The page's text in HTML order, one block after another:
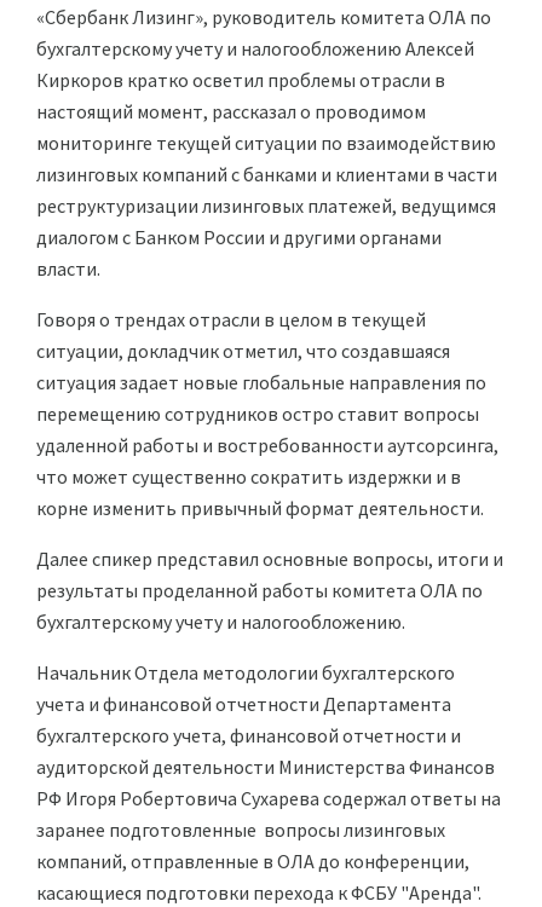
«Сбербанк Лизинг», руководитель комитета ОЛА по
бухгалтерскому учету и налогообложению Алексей
Киркоров кратко осветил проблемы отрасли в
настоящий момент, рассказал о проводимом
мониторинге текущей ситуации по взаимодействию
лизинговых компаний с банками и клиентами в части
реструктуризации лизинговых платежей, ведущимся
диалогом с Банком России и другими органами
власти.
Говоря о трендах отрасли в целом в текущей
ситуации, докладчик отметил, что создавшаяся
ситуация задает новые глобальные направления по
перемещению сотрудников остро ставит вопросы
удаленной работы и востребованности аутсорсинга,
что может существенно сократить издержки и в
корне изменить привычный формат деятельности.
Далее спикер представил основные вопросы, итоги и
результаты проделанной работы комитета ОЛА по
бухгалтерскому учету и налогообложению.
Начальник Отдела методологии бухгалтерского
учета и финансовой отчетности Департамента
бухгалтерского учета, финансовой отчетности и
аудиторской деятельности Министерства Финансов
РФ Игоря Робертовича Сухарева содержал ответы на
заранее подготовленные вопросы лизинговых
компаний, отправленные в ОЛА до конференции,
касающиеся подготовки перехода к ФСБУ "Аренда".